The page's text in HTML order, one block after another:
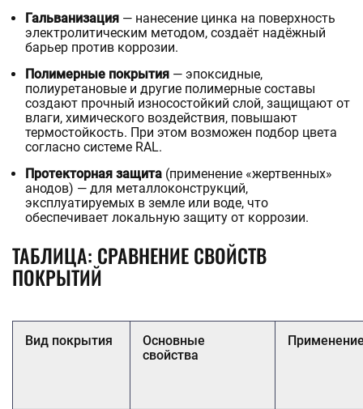
Гальванизация — нанесение цинка на поверхность
электролитическим методом, создаёт надёжный
барьер против коррозии.
Полимерные покрытия — эпоксидные,
полиуретановые и другие полимерные составы
создают прочный износостойкий слой, защищают от
влаги, химического воздействия, повышают
термостойкость. При этом возможен подбор цвета
согласно системе RAL.
Протекторная защита (применение «жертвенных»
анодов) — для металлоконструкций,
эксплуатируемых в земле или воде, что
обеспечивает локальную защиту от коррозии.
ТАБЛИЦА: СРАВНЕНИЕ СВОЙСТВ
ПОКРЫТИЙ
Вид покрытия
Основные
свойства